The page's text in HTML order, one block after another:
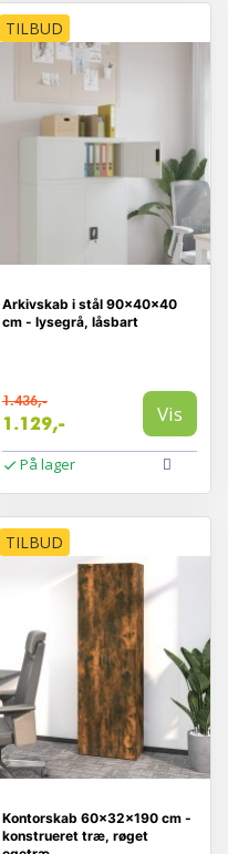
TILBUD
Arkivskab i stål 90×40×40
cm - lysegrå, låsbart
1.436,-
1.129,- Vis
På lager
TILBUD
Kontorskab 60×32×190 cm -
konstrueret træ, røget